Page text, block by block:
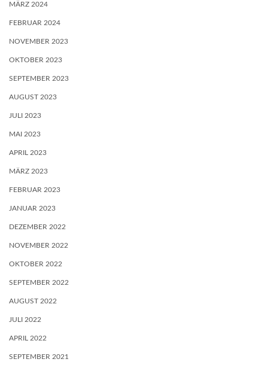
MÄRZ 2024
FEBRUAR 2024
NOVEMBER 2023
OKTOBER 2023
SEPTEMBER 2023
AUGUST 2023
JULI 2023
MAI 2023
APRIL 2023
MÄRZ 2023
FEBRUAR 2023
JANUAR 2023
DEZEMBER 2022
NOVEMBER 2022
OKTOBER 2022
SEPTEMBER 2022
AUGUST 2022
JULI 2022
APRIL 2022
SEPTEMBER 2021